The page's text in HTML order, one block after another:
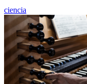
ciencia